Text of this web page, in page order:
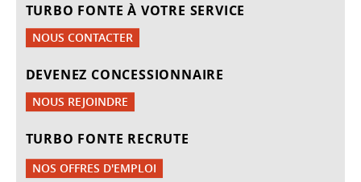
TURBO FONTE À VOTRE SERVICE
NOUS CONTACTER
DEVENEZ CONCESSIONNAIRE
NOUS REJOINDRE
TURBO FONTE RECRUTE
NOS OFFRES D'EMPLOI